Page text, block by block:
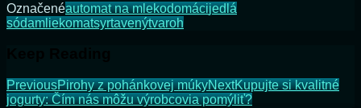
Označenéautomat na mlekodomácijedlá
sódamliekomatsyrtavenýtvaroh
PreviousPirohy z pohánkovej múkyNextKupujte si kvalitné
jogurty: Čím nás môžu výrobcovia pomýliť?